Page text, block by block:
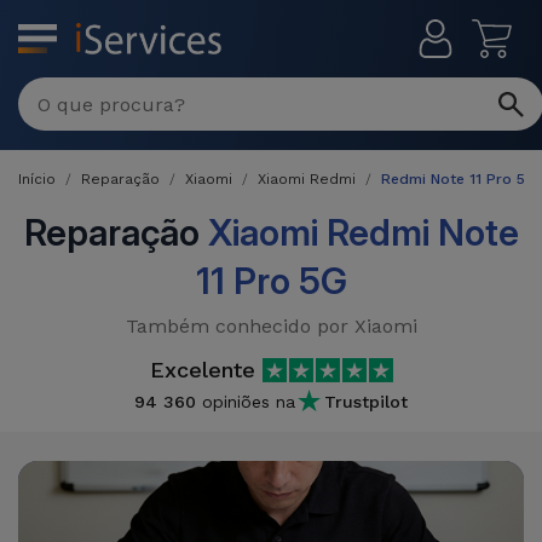
MENU
Reparações
Multimarca
Por
Avaria
Recondicionados
iPads
Recondicionados
Retomas
Início Reparação Xiaomi Xiaomi Redmi Redmi Note 11 Pro 5G
Reparação Xiaomi Redmi Note
11 Pro 5G
Também conhecido por Xiaomi
Excelente
94 360 opiniões na Trustpilot